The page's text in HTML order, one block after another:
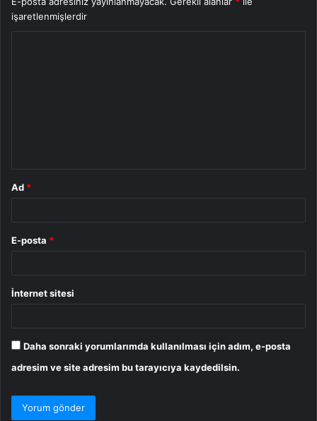
işaretlenmişlerdir
Ad *
E-posta *
İnternet sitesi
Daha sonraki yorumlarımda kullanılması için adım, e-posta
adresim ve site adresim bu tarayıcıya kaydedilsin.